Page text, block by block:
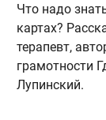
Что надо
картах?
терапевт,
грамотности
Лупинский.